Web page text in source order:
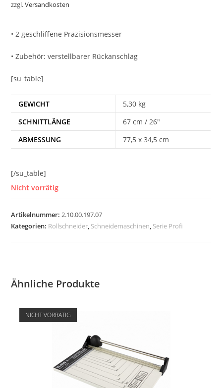
zzgl.Versandkosten
• 2 geschliffene Präzisionsmesser
• Zubehör: verstellbarer Rückanschlag
[su_table]
GEWICHT
5,30 kg
SCHNITTLÄNGE
67 cm / 26″
ABMESSUNG
77,5 x 34,5 cm
[/su_table]
Nicht vorrätig
Artikelnummer:2.10.00.197.07
Kategorien: Rollschneider, Schneidemaschinen, Serie Profi
Ähnliche Produkte
NICHT VORRÄTIG